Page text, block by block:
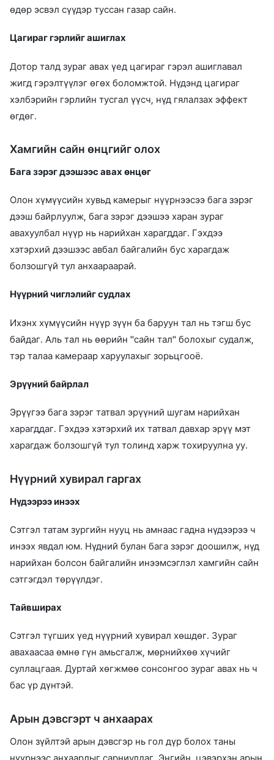
өдөр эсвэл сүүдэр туссан газар сайн.
Цагираг гэрлийг ашиглах
Дотор талд зураг авах үед цагираг гэрэл ашиглавал
жигд гэрэлтүүлэг өгөх боломжтой. Нүдэнд цагираг
хэлбэрийн гэрлийн тусгал үүсч, нүд гялалзах эффект
өгдөг.
Хамгийн сайн өнцгийг олох
Бага зэрэг дээшээс авах өнцөг
Олон хүмүүсийн хувьд камерыг нүүрнээсээ бага зэрэг
дээш байрлуулж, бага зэрэг дээшээ харан зураг
авахуулбал нүүр нь нарийхан харагддаг. Гэхдээ
хэтэрхий дээшээс авбал байгалийн бус харагдаж
болзошгүй тул анхаараарай.
Нүүрний чиглэлийг судлах
Ихэнх хүмүүсийн нүүр зүүн ба баруун тал нь тэгш бус
байдаг. Аль тал нь өөрийн "сайн тал" болохыг судалж,
тэр талаа камераар харуулахыг зорьцгооё.
Эрүүний байрлал
Эрүүгээ бага зэрэг татвал эрүүний шугам нарийхан
харагддаг. Гэхдээ хэтэрхий их татвал давхар эрүү мэт
харагдаж болзошгүй тул толинд харж тохируулна уу.
Нүүрний хувирал гаргах
Нүдээрээ инээх
Сэтгэл татам зургийн нууц нь амнаас гадна нүдээрээ ч
инээх явдал юм. Нүдний булан бага зэрэг доошилж, нүд
нарийхан болсон байгалийн инээмсэглэл хамгийн сайн
сэтгэгдэл төрүүлдэг.
Тайвширах
Сэтгэл түгших үед нүүрний хувирал хөшдөг. Зураг
авахаасаа өмнө гүн амьсгалж, мөрнийхөө хүчийг
суллацгаая. Дуртай хөгжмөө сонсонгоо зураг авах нь ч
бас үр дүнтэй.
Арын дэвсгэрт ч анхаарах
Олон зүйлтэй арын дэвсгэр нь гол дүр болох таны